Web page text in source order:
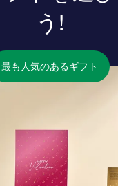
う!
最も人気のあるギフト